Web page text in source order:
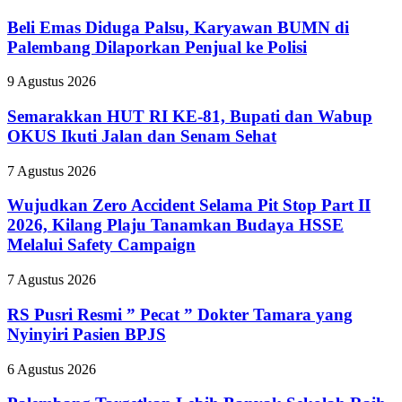
Diduga
Palsu,
Karyawan
di
Dilaporkan
Penjual
Polisi
Beli Emas Diduga Palsu, Karyawan BUMN di
Palembang Dilaporkan Penjual ke Polisi
Semarakkan
RI
KE-
81,
dan
OKUS
Ikuti
Jalan
Senam
Sehat
9 Agustus 2026
Semarakkan HUT RI KE-81, Bupati dan Wabup
OKUS Ikuti Jalan dan Senam Sehat
Wujudkan
Accident
Selama
Pit
Stop
II
Kilang
Plaju
Tanamkan
Budaya
HSSE
Melalui
7 Agustus 2026
Wujudkan Zero Accident Selama Pit Stop Part II
2026, Kilang Plaju Tanamkan Budaya HSSE
Melalui Safety Campaign
RS
Resmi
”
Pecat
Dokter
7 Agustus 2026
RS Pusri Resmi ” Pecat ” Dokter Tamara yang
Nyinyiri Pasien BPJS
Palembang
6 Agustus 2026